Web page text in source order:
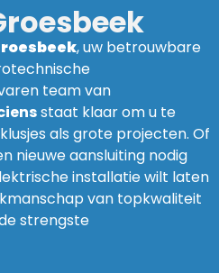
, uw betrouwbare
team van
staat klaar om u te
als grote projecten. Of
nieuwe aansluiting nodig
installatie wilt laten
van topkwaliteit
strengste